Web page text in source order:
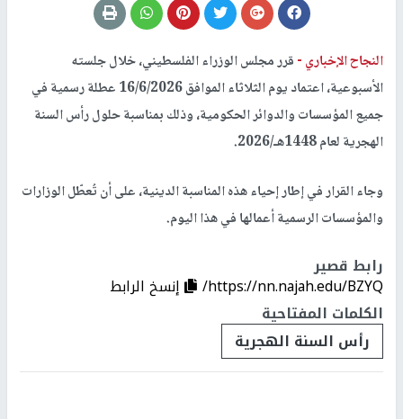
النجاح الإخباري -قرر مجلس الوزراء الفلسطيني، خلال جلسته
الأسبوعية، اعتماد يوم الثلاثاء الموافق 16/6/2026 عطلة رسمية في
جميع المؤسسات والدوائر الحكومية، وذلك بمناسبة حلول رأس السنة
الهجرية لعام 1448هـ/2026.
وجاء القرار في إطار إحياء هذه المناسبة الدينية، على أن تُعطّل الوزارات
والمؤسسات الرسمية أعمالها في هذا اليوم.
رابط قصير
https://nn.najah.edu/BZYQ/
إنسخ الرابط
الكلمات المفتاحية
رأس السنة الهجرية